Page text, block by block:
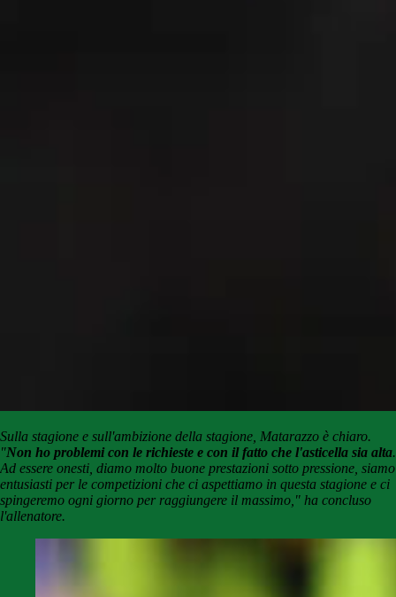
Sulla stagione e sull'ambizione della stagione, Matarazzo è chiaro.
"Non ho problemi con le richieste e con il fatto che l'asticella sia alta.
Ad essere onesti, diamo molto buone prestazioni sotto pressione, siamo
entusiasti per le competizioni che ci aspettiamo in questa stagione e ci
spingeremo ogni giorno per raggiungere il massimo," ha concluso
l'allenatore.